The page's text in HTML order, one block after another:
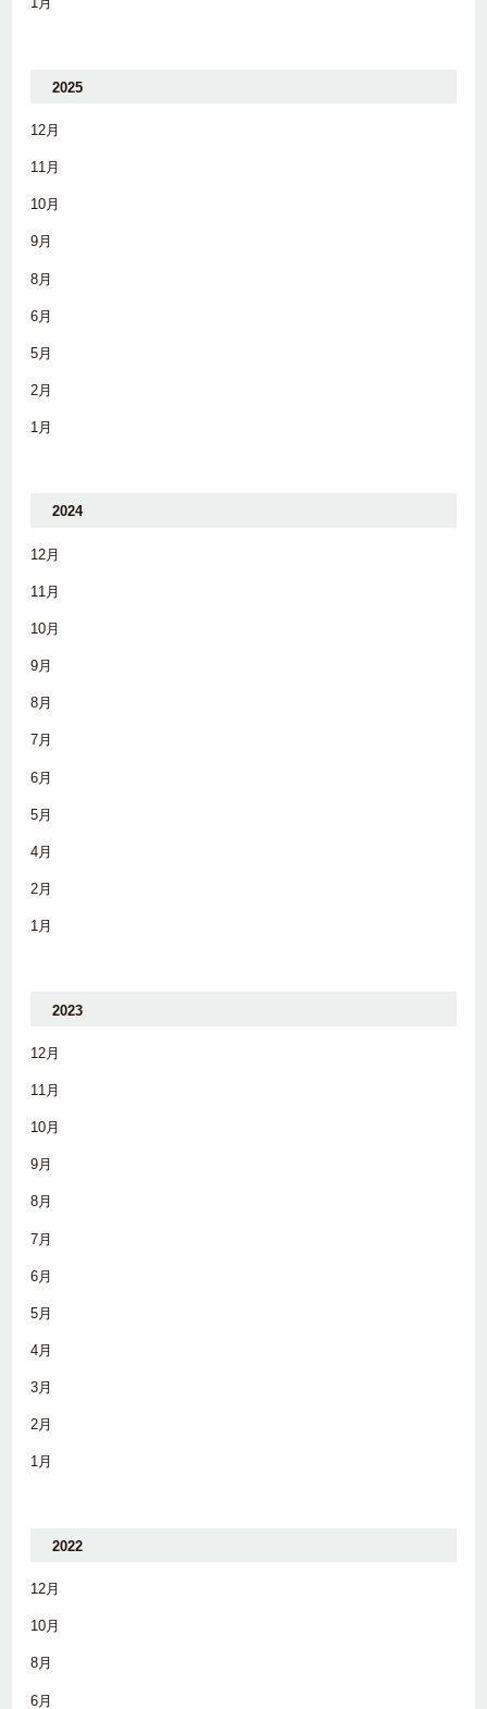
2025
12月
11月
10月
9月
8月
6月
5月
2月
1月
2024
12月
11月
10月
9月
8月
7月
6月
5月
4月
2月
1月
2023
12月
11月
10月
9月
8月
7月
6月
5月
4月
3月
2月
1月
2022
12月
10月
8月
6月